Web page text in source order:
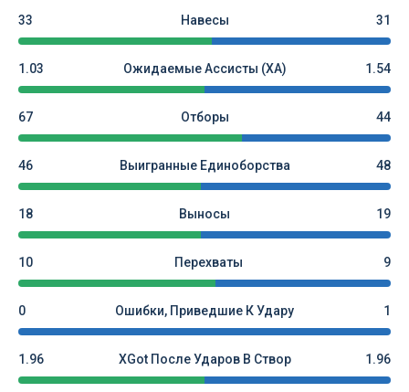
33 Навесы 31
1.03 Ожидаемые Ассисты (xA) 1.54
67 Отборы 44
46 Выигранные Единоборства 48
18 Выносы 19
10 Перехваты 9
0 Ошибки, Приведшие К Удару 1
1.96 XGot После Ударов В Створ 1.96